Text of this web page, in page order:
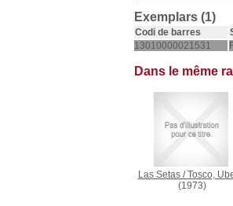
Exemplars (1)
Codi de barres
13010000021531
Dans le même
Las Setas/Tosco,
(1973)